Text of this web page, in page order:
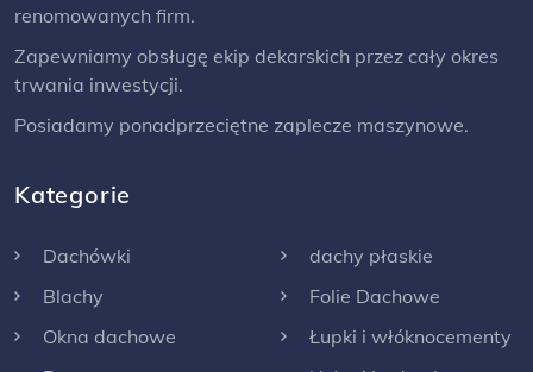
renomowanych firm.
Zapewniamy obsługę ekip dekarskich przez cały okres
trwania inwestycji.
Posiadamy ponadprzeciętne zaplecze maszynowe.
Kategorie
Dachówki
Blachy
Okna dachowe
dachy płaskie
Folie Dachowe
Łupki i włóknocementy